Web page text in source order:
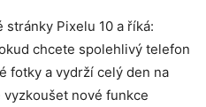
stránky Pixelu 10 a říká:
chcete spolehlivý telefon
fotky a vydrží celý den na
nové funkce